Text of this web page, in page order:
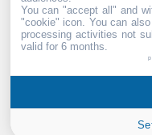
Multiroir ©
You can "accept all" and
"cookie" icon . You can
processing activities not
valid for 6 months.